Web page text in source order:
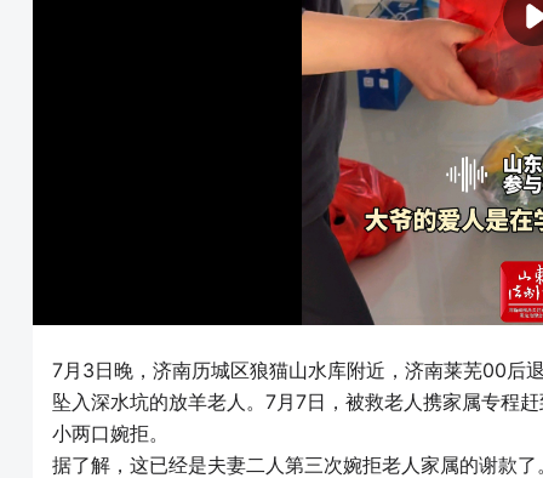
7月3日晚，济南历城区狼猫山水库附近，济南莱芜00后
坠入深水坑的放羊老人。7月7日，被救老人携家属专程
小两口婉拒。
据了解，这已经是夫妻二人第三次婉拒老人家属的谢款